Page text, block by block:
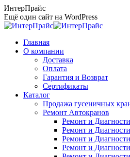
Перейти
к
содержанию
ИнтерПрайс
Ещё один сайт на WordPress
Главная
О компании
Доставка
Оплата
Гарантия и Возврат
Сертификаты
Каталог
Продажа гусеничных
Ремонт Автокранов
Ремонт и
Ремонт и
Ремонт и
Ремонт и